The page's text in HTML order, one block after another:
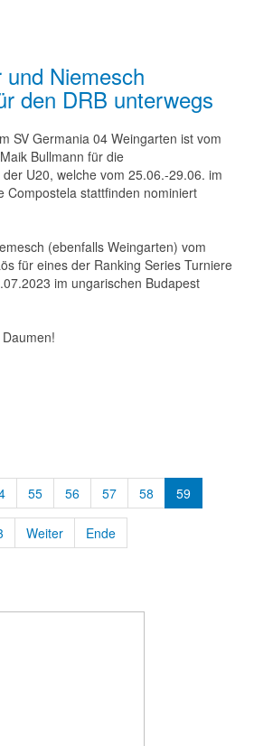
Niemesch
den DRB unterwegs
SV Germania 04 Weingarten ist vom
Bullmann für die
U20, welche vom 25.06.-29.06. im
Compostela stattfinden nominiert
(ebenfalls Weingarten) vom
für eines der Ranking Series Turniere
im ungarischen Budapest
55 56 57 58 59
Weiter Ende